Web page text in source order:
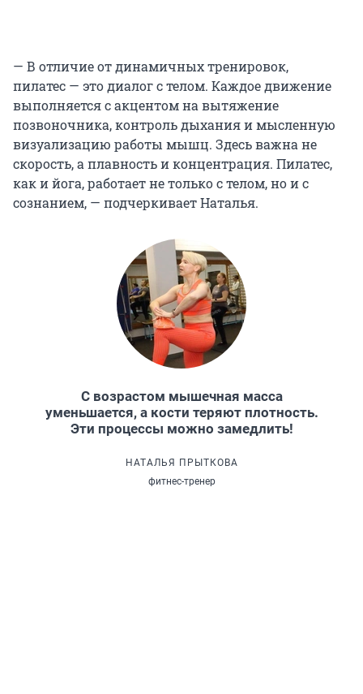
— В отличие от динамичных тренировок,
пилатес — это диалог с телом. Каждое движение
выполняется с акцентом на вытяжение
позвоночника, контроль дыхания и мысленную
визуализацию работы мышц. Здесь важна не
скорость, а плавность и концентрация. Пилатес,
как и йога, работает не только с телом, но и с
сознанием, — подчеркивает Наталья.
С возрастом мышечная масса
уменьшается, а кости теряют плотность.
Эти процессы можно замедлить!
НАТАЛЬЯ ПРЫТКОВА
фитнес-тренер